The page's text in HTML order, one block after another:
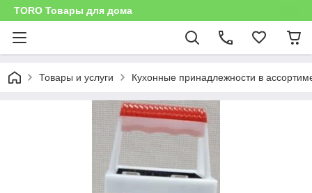
TORO Товары для дома
Товары и услуги Кухонные принадлежности в